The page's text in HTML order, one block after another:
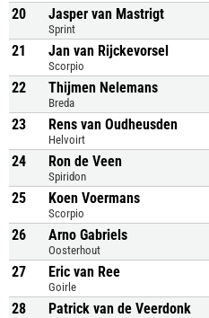
20 Jasper van Mastrigt
Sprint
21 Jan van Rijckevorsel
Scorpio
22 Thijmen Nelemans
Breda
23 Rens van Oudheusden
Helvoirt
24 Ron de Veen
Spiridon
25 Koen Voermans
Scorpio
26 Arno Gabriels
Oosterhout
27 Eric van Ree
Goirle
28 Patrick van de Veerdonk